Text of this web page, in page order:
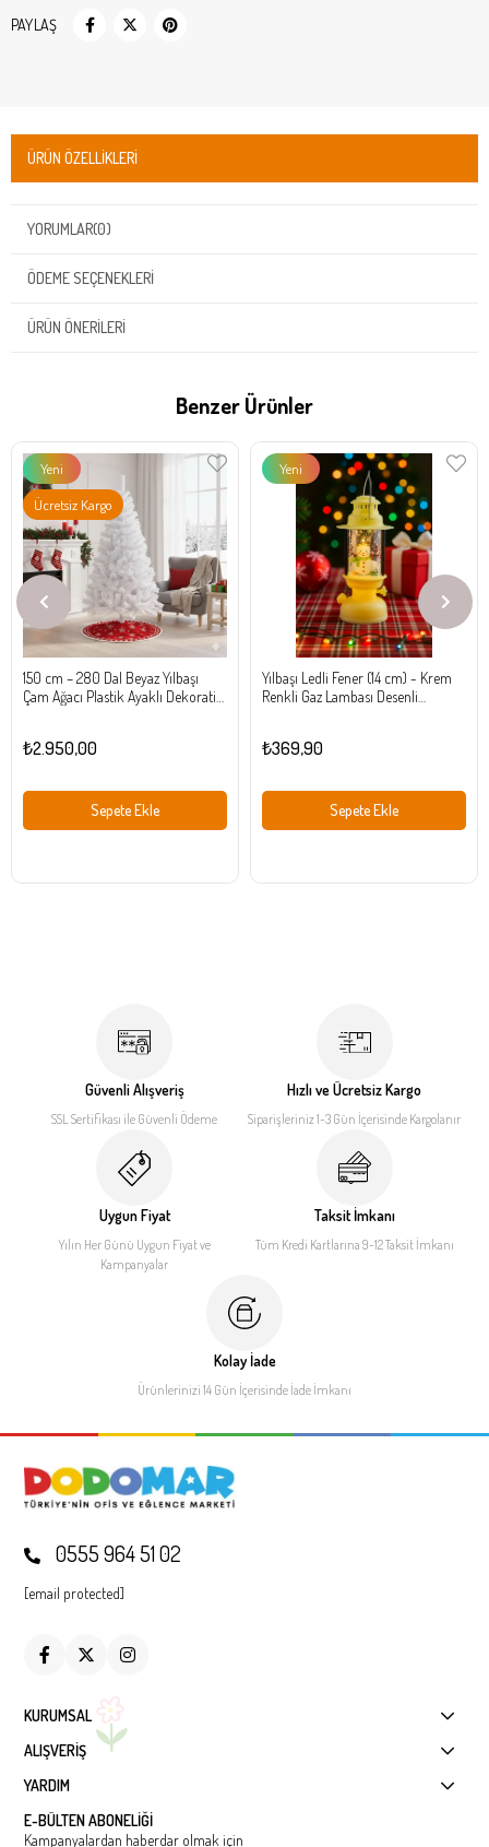
PAYLAŞ
ÜRÜN ÖZELLIKLERI
YORUMLAR(0)
ÖDEME SEÇENEKLERI
ÜRÜN ÖNERILERI
Benzer Ürünler
150 cm – 280 Dal Beyaz Yılbaşı
Çam Ağacı Plastik Ayaklı Dekoratif
₺2.950,00
Sepete Ekle
Yeni
Ürün
Ücretsiz Kargo
Yılbaşı Ledli Fener (14 cm) - Krem
Renkli Gaz Lambası Desenli
₺369,90
Sepete Ekle
Yeni
Ürün
Güvenli Alışveriş
SSL Sertifikası ile Güvenli Ödeme
Hızlı ve Ücretsiz Kargo
Siparişleriniz 1-3 Gün İçerisinde Kargolanır
Uygun Fiyat
Yılın Her Günü Uygun Fiyatve
Kampanyalar
Taksit İmkanı
Tüm Kredi Kartlarına 9-12Taksit İmkanı
Kolay İade
Ürünlerinizi 14 Gün İçerisinde İade İmkanı
0555 964 51 02
[email protected]
KURUMSAL
ALIŞVERİŞ
YARDIM
E-BÜLTEN ABONELİĞİ
Kampanyalardan haberdar olmak için